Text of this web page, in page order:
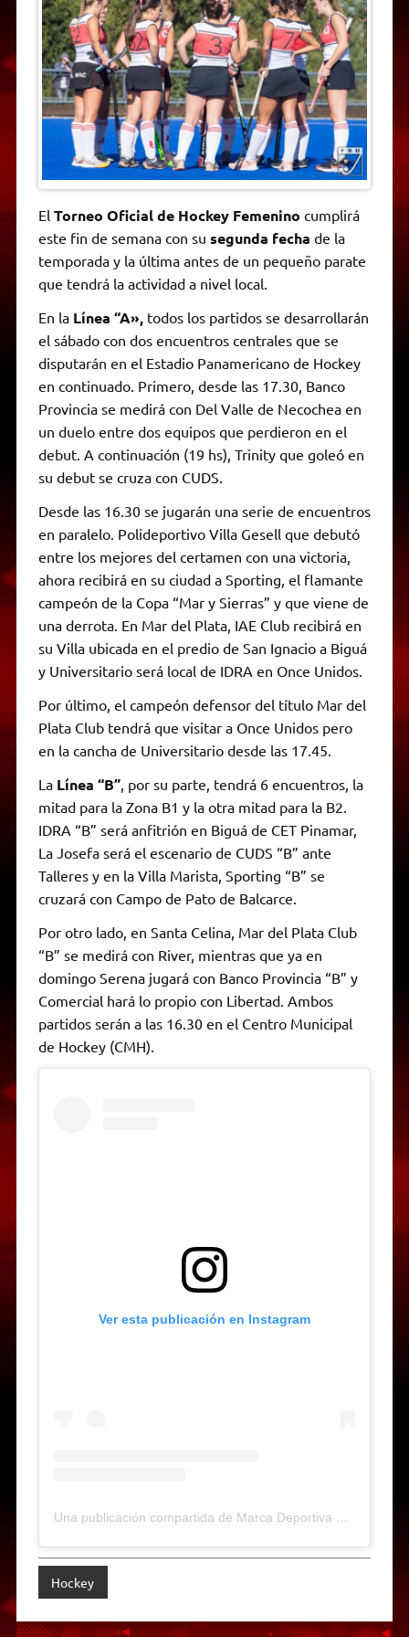
A
p
p
r
a
m
e
r
o
o
k
n
g
e
r
i
n
k
F
r
i
e
n
l
y
El Torneo Oficial de Hockey Femenino cumplirá
este fin de semana con su segunda fecha de la
temporada y la última antes de un pequeño parate
que tendrá la actividad a nivel local.
En la Línea “A»,todos los partidos se desarrollarán
el sábado con dos encuentros centrales que se
disputarán en el Estadio Panamericano de Hockey
en continuado. Primero, desde las 17.30, Banco
Provincia se medirá con Del Valle de Necochea en
un duelo entre dos equipos que perdieron en el
debut. A continuación (19 hs), Trinity que goleó en
su debut se cruza con CUDS.
Desde las 16.30 se jugarán una serie de encuentros
en paralelo. Polideportivo Villa Gesell que debutó
entre los mejores del certamen con una victoria,
ahora recibirá en su ciudad a Sporting, el flamante
campeón de la Copa “Mar y Sierras” y que viene de
una derrota. En Mar del Plata, IAE Club recibirá en
su Villa ubicada en el predio de San Ignacio a Biguá
y Universitario será local de IDRA en Once Unidos.
Por último, el campeón defensor del título Mar del
Plata Club tendrá que visitar a Once Unidos pero
en la cancha de Universitario desde las 17.45.
La Línea “B”, por su parte, tendrá 6 encuentros, la
mitad para la Zona B1 y la otra mitad para la B2.
IDRA “B” será anfitrión en Biguá de CET Pinamar,
La Josefa será el escenario de CUDS “B” ante
Talleres y en la Villa Marista, Sporting “B” se
cruzará con Campo de Pato de Balcarce.
Por otro lado, en Santa Celina, Mar del Plata Club
“B” se medirá con River, mientras que ya en
domingo Serena jugará con Banco Provincia “B” y
Comercial hará lo propio con Libertad. Ambos
partidos serán a las 16.30 en el Centro Municipal
de Hockey (CMH).
Ver esta publicación en Instagram
Una publicación compartida de Marca Deportiva Web-Radio (@marcadeportiva)
Hockey